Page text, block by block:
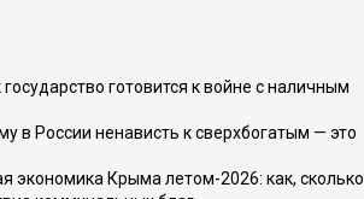
готовится к войне с наличным
в России ненависть к сверхбогатым — это
экономика Крыма летом-2026: как, сколько